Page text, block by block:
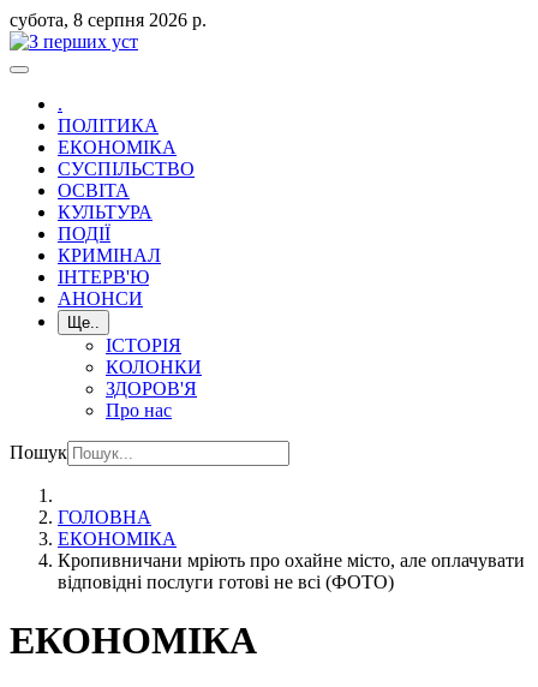
субота, 8 серпня 2026 р.
.
ПОЛІТИКА
ЕКОНОМІКА
СУСПІЛЬСТВО
ОСВІТА
КУЛЬТУРА
ПОДІЇ
КРИМІНАЛ
ІНТЕРВ'Ю
АНОНСИ
Ще..
ІСТОРІЯ
КОЛОНКИ
ЗДОРОВ'Я
Про нас
Пошук
ГОЛОВНА
ЕКОНОМІКА
Кропивничани мріють про охайне місто, але оплачувати
відповідні послуги готові не всі (ФОТО)
ЕКОНОМІКА